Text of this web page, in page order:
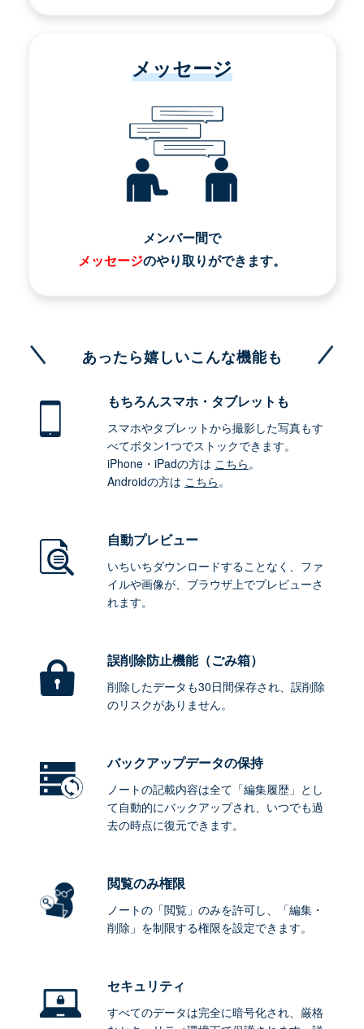
メッセージ
メンバー間で
メッセージのやり取りができます。
あったら嬉しいこんな機能も
もちろんスマホ・タブレットも
スマホやタブレットから撮影した写真もす
べてボタン1つでストックできます。
iPhone・iPadの方は こちら。
Androidの方は こちら。
自動プレビュー
いちいちダウンロードすることなく、ファ
イルや画像が、ブラウザ上でプレビューさ
れます。
誤削除防止機能（ごみ箱）
削除したデータも30日間保存され、誤削除
のリスクがありません。
バックアップデータの保持
ノートの記載内容は全て「編集履歴」とし
て自動的にバックアップされ、いつでも過
去の時点に復元できます。
閲覧のみ権限
ノートの「閲覧」のみを許可し、「編集・
削除」を制限する権限を設定できます。
セキュリティ
すべてのデータは完全に暗号化され、厳格